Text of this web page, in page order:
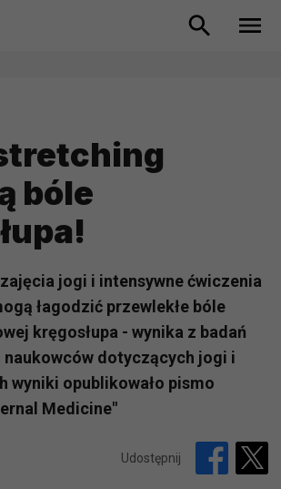
bóle
jogi i intensywne ćwiczenia
łagodzić przewlekłe bóle
kręgosłupa - wynika z badań
naukowców dotyczących jogi i
wyniki opublikowało pismo
Medicine"
Udostępnij